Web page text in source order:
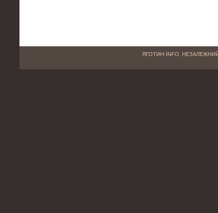
ЯГОТИН-INFO.